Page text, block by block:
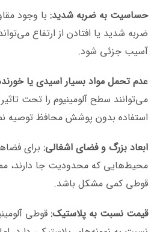
حساسیت به ضربه شدید: با وجود
ضربه شدید یا افتادن از ارتفاع
آسیب جزئی شود.
عدم تحمل مواد بسیار اسیدی یا
می‌توانند سطح آلومینیوم را تحت تاثیر
استفاده بدون پوشش محافظ توصیه
ابعاد بزرگ و فضای اشغالی: برای
محیط‌هایی که محدودیت جا دارند،
قوطی کمی مشکل باشد.
قیمت نسبت به پلاستیک: قوطی